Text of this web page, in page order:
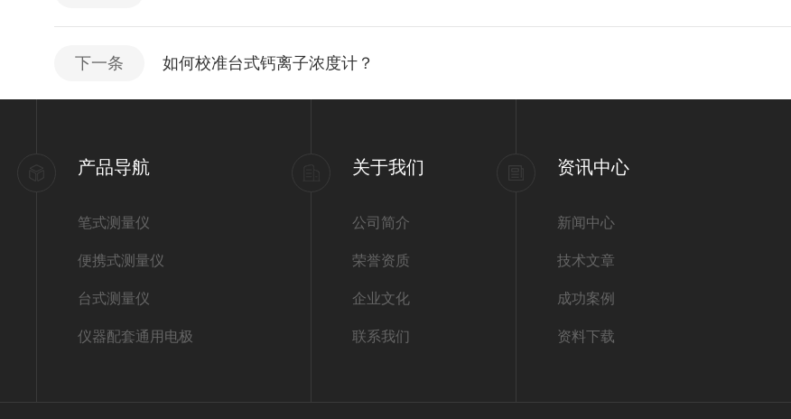
下一条 如何校准台式钙离子浓度计？
产品导航
笔式测量仪
便携式测量仪
台式测量仪
仪器配套通用电极
关于我们
公司简介
荣誉资质
企业文化
联系我们
资讯中心
新闻中心
技术文章
成功案例
资料下载